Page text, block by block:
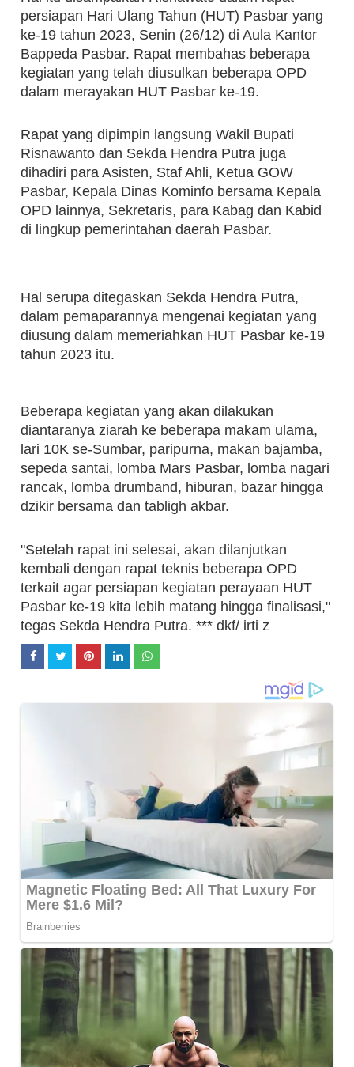
persiapan Hari Ulang Tahun (HUT) Pasbar yang
ke-19 tahun 2023, Senin (26/12) di Aula Kantor
Bappeda Pasbar. Rapat membahas beberapa
kegiatan yang telah diusulkan beberapa OPD
dalam merayakan HUT Pasbar ke-19.
Rapat yang dipimpin langsung Wakil Bupati
Risnawanto dan Sekda Hendra Putra juga
dihadiri para Asisten, Staf Ahli, Ketua GOW
Pasbar, Kepala Dinas Kominfo bersama Kepala
OPD lainnya, Sekretaris, para Kabag dan Kabid
di lingkup pemerintahan daerah Pasbar.
Hal serupa ditegaskan Sekda Hendra Putra,
dalam pemaparannya mengenai kegiatan yang
diusung dalam memeriahkan HUT Pasbar ke-19
tahun 2023 itu.
Beberapa kegiatan yang akan dilakukan
diantaranya ziarah ke beberapa makam ulama,
lari 10K se-Sumbar, paripurna, makan bajamba,
sepeda santai, lomba Mars Pasbar, lomba nagari
rancak, lomba drumband, hiburan, bazar hingga
dzikir bersama dan tabligh akbar.
"Setelah rapat ini selesai, akan dilanjutkan
kembali dengan rapat teknis beberapa OPD
terkait agar persiapan kegiatan perayaan HUT
Pasbar ke-19 kita lebih matang hingga finalisasi,"
tegas Sekda Hendra Putra. *** dkf/ irti z